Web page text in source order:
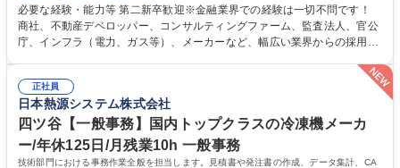
掛け合わせて広く社会に貢献していく職種です。 入社後は、横断的なロー
テーションを経て適性や専門性に応じたキャリアを形成していただきま
す。総合職として入社いただき、下記いずれかの部門でご活躍いただきま
だく研修を準備しております。 ・法人RM業務・金融機能業務・コーポレ
ート・ナレッジ業務 ※それぞれの業務内容に関しては、別途その他労働条
件備考欄に記載 募集職種 【総合職/ポテンシャル採用(第2新卒)】投融資一
体型のソリューション提案
必要な経験・能力等 第二新卒歓迎※金融業界での経験は一切不問です！
商社、不動産デベロッパー、コンサルティングファーム、監査法人、官公
庁、インフラ（電力、ガス等）、メーカーなど、幅広い業界からの採用実
後の日本のあり方を俯瞰する総合性と、金融分野のフロンティアを切り拓
く高い志を併せもった人材を求めています。ポテンシャル採用（第2新
卒）では、金融業界での経験や知識を問いません。新たな時代を見据え
て、複雑化する社会課題の解決に向けて先鞭をつける役割を担いたい、と
いう気概をお持ちの方を心待ちにしています。 学歴・資格 学歴：大学院
大学 語学力： 資格：
正社員
日本熱源システム株式会社
四ツ谷【一般事務】国内トップクラスの冷凍機メーカ
ー/年休125日/月残業10h 一般事務
技術部門における事務作業全般を担当します。見積書や発注書の作成、データ集計、CA